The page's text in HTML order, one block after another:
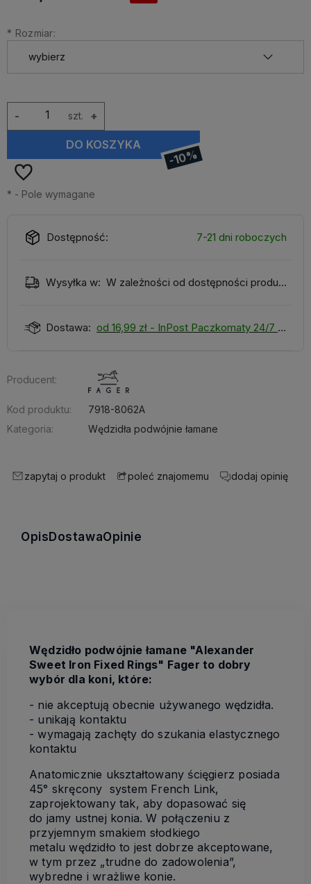
* Rozmiar:
szt. +
-
DO KOSZYKA
-10%
* - Pole wymagane
Dostępność: 7-21 dni roboczych
Wysyłka w: W zależności od dostępności produktu
Dostawa: od 16,99 zł - InPost Paczkomaty 24/7
Producent:
Kod produktu:
7918-8062A
Kategoria:
Wędzidła podwójnie łamane
zapytaj o produkt poleć znajomemu dodaj opinię
OpisDostawaOpinie
Wędzidło podwójnie łamane "Alexander
Sweet Iron Fixed Rings" Fager to dobry
wybór dla koni, które:
- nie akceptują obecnie używanego wędzidła.
- unikają kontaktu
- wymagają zachęty do szukania elastycznego
kontaktu
Anatomicznie ukształtowany ścięgierz posiada
45° skręcony system French Link,
zaprojektowany tak, aby dopasować się
do jamy ustnej konia. W połączeniu z
przyjemnym smakiem słodkiego
metalu wędzidło to jest dobrze akceptowane,
w tym przez „trudne do zadowolenia”,
wybredne i wrażliwe konie.